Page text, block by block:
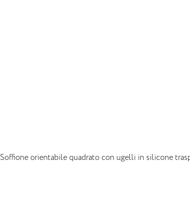
Soffione orientabile quadrato con ugelli in silicone